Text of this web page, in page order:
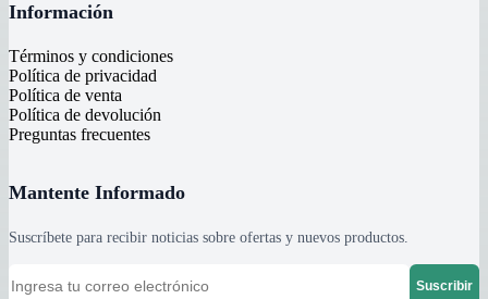
Información
Términos y condiciones
Política de privacidad
Política de venta
Política de devolución
Preguntas frecuentes
Mantente Informado
Suscríbete para recibir noticias sobre ofertas y nuevos productos.
Suscribir